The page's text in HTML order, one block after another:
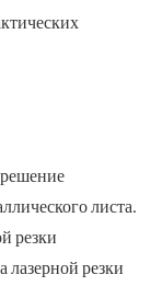
решение
листа.
резки
лазерной резки